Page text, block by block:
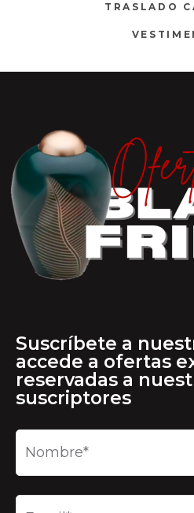
TRASLADO
Suscríbete a
accede a ofertas
reservadas a
suscriptores